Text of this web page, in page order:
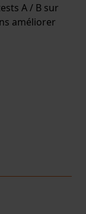
A / B sur
améliorer